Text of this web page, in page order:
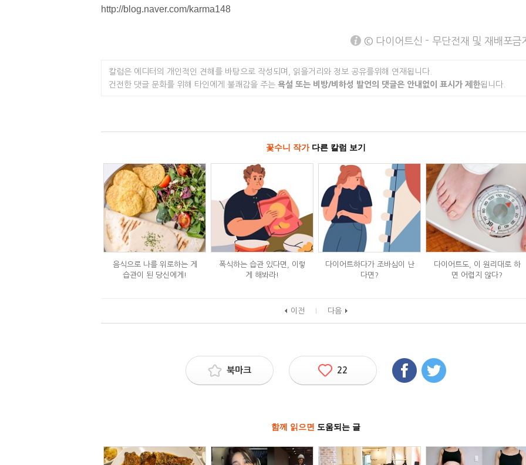
http://blog.naver.com/karma148
© 다이어트신 - 무단전재 및 재배포금
칼럼은 에디터의 개인적인 견해를 바탕으로 작성되며, 읽을거리와 정보 공유를위해 연재됩니다.
건전한 댓글 문화를 위해 타인에게 불쾌감을 주는 욕설 또는 비방/비하성 발언의 댓글은 안내없이 표시가 제한됩니다.
꽃수니 작가다른 칼럼 보기
음식으로 나를 위로하는 게
습관이 된 당신에게!
폭식하는 습관 있다면, 이렇
게 해봐라!
다이어트하다가 조바심이 난
다면?
다이어트도, 이 원리대로 하
면 어렵지 않다?
이전 다음
북마크 22
함께 읽으면 도움되는 글